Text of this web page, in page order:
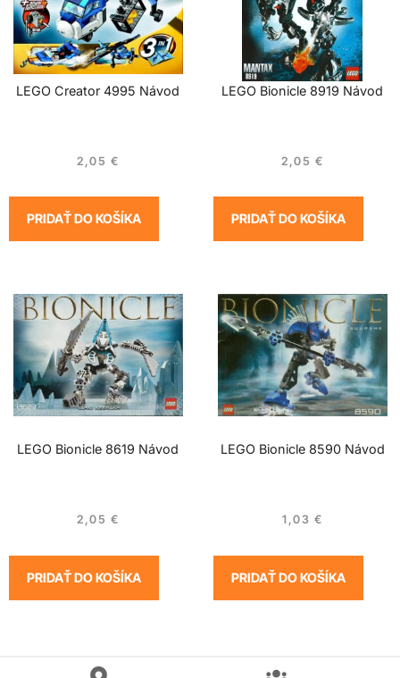
LEGO Creator 4995 Návod
2,05 €
PRIDAŤ DO KOŠÍKA
LEGO Bionicle 8919 Návod
2,05 €
PRIDAŤ DO KOŠÍKA
LEGO Bionicle 8619 Návod
2,05 €
PRIDAŤ DO KOŠÍKA
LEGO Bionicle 8590 Návod
1,03 €
PRIDAŤ DO KOŠÍKA